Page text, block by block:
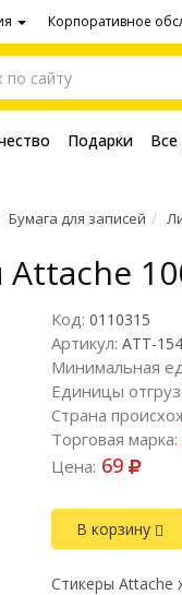
Корпоративное
Подарки Все
Бумага для записей
Код: 0110315
Артикул: ATT-
Минимальная
Единицы
Страна
Торговая марка:
Цена: 69
В корзину
Стикеры Attache